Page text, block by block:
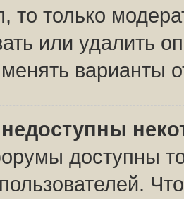
то только
или удалить
варианты
доступны